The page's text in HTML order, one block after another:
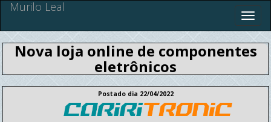
Murilo Leal
Nova loja online de componentes
eletrônicos
Postado dia 22/04/2022